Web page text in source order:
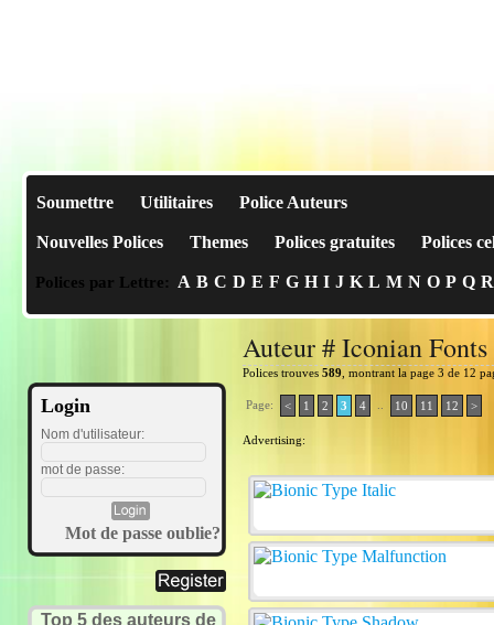
Soumettre Utilitaires Police Auteurs
Nouvelles Polices Themes Polices gratuites Polices
Polices par Lettre: A B C D E F G H I J K L M N O P Q R
Login
Nom d'utilisateur:
mot de passe:
Mot de passe oublie?
Top 5 des auteurs de
Auteur # Iconian Fonts
Polices trouves 589 , montrant la page 3 de 12
Page: < 1 2 3 4 10 11 12 >
Advertising: